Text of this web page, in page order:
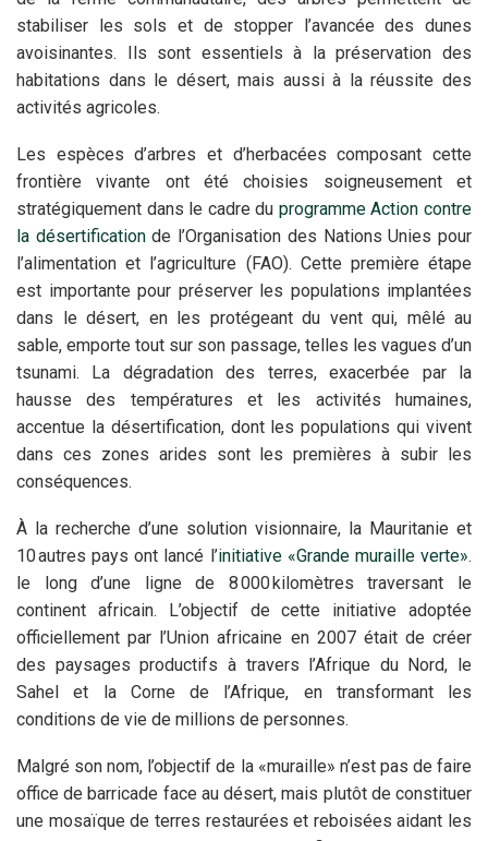
stabiliser les sols et de stopper l’avancée des dunes
avoisinantes. Ils sont essentiels à la préservation des
habitations dans le désert, mais aussi à la réussite des
activités agricoles.
Les espèces d’arbres et d’herbacées composant cette
frontière vivante ont été choisies soigneusement et
stratégiquement dans le cadre du programme Action contre
la désertificationde l’Organisation des Nations Unies pour
l’alimentation et l’agriculture (FAO). Cette première étape
est importante pour préserver les populations implantées
dans le désert, en les protégeant du vent qui, mêlé au
sable, emporte tout sur son passage, telles les vagues d’un
tsunami. La dégradation des terres, exacerbée par la
hausse des températures et les activités humaines,
accentue la désertification, dont les populations qui vivent
dans ces zones arides sont les premières à subir les
conséquences.
À la recherche d’une solution visionnaire, la Mauritanie et
10 autres pays ont lancé l’initiative «Grande muraille verte».
le long d’une ligne de 8 000 kilomètres traversant le
continent africain. L’objectif de cette initiative adoptée
officiellement par l’Union africaine en 2007 était de créer
des paysages productifs à travers l’Afrique du Nord, le
Sahel et la Corne de l’Afrique, en transformant les
conditions de vie de millions de personnes.
Malgré son nom, l’objectif de la «muraille» n’est pas de faire
office de barricade face au désert, mais plutôt de constituer
une mosaïque de terres restaurées et reboisées aidant les